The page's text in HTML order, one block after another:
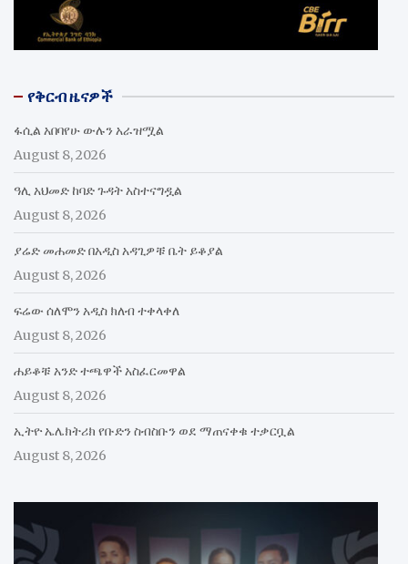
የቅርብ ዜናዎች
ፋሲል አበባየሁ ውሉን አራዝሟል
August 8, 2026
ዓሊ አህመድ ከባድ ጉዳት አስተናግዷል
August 8, 2026
ያሬድ መሐመድ በአዲስ አዳጊዎቹ ቤት ይቆያል
August 8, 2026
ፍሬው ሰለሞን አዲስ ክለብ ተቀላቀለ
August 8, 2026
ሐይቆቹ አንድ ተጫዋች አስፈርመዋል
August 8, 2026
ኢትዮ ኤሌክትሪክ የቡድን ስብስቡን ወደ ማጠናቀቁ ተቃርቧል
August 8, 2026